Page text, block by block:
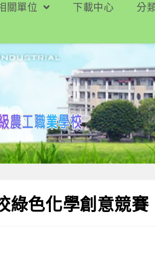
關單位 下載中心 分
綠色化學創意競賽